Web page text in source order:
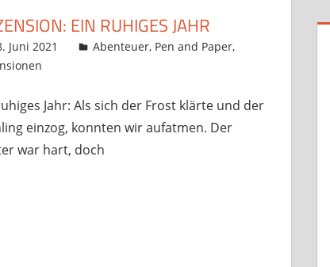
EIN RUHIGES JAHR
Juni 2021 Frosty
Abenteuer, Pen and Paper,
Jahr: Als sich der Frost klärte und der
einzog, konnten wir aufatmen. Der
war hart, doch